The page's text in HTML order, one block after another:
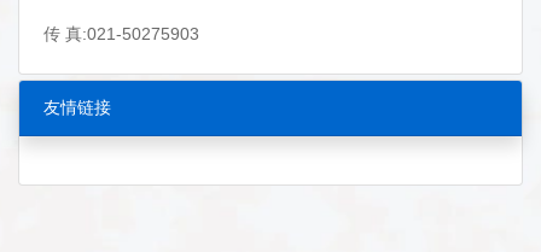
传 真:021-50275903
友情链接